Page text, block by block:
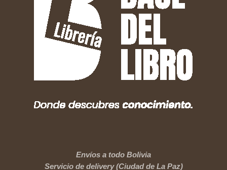
Envíos a todo Bolivia
Servicio de delivery (Ciudad de La Paz)